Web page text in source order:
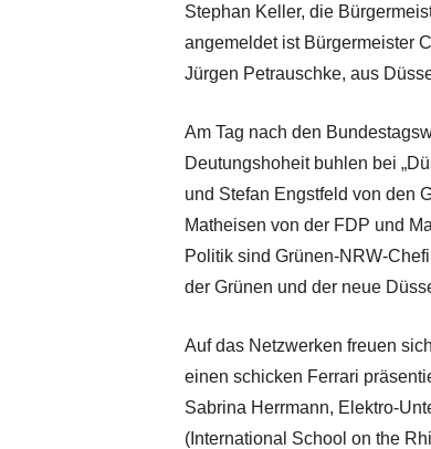
Stephan Keller, die
angemeldet ist Bürgermeister
Jürgen Petrauschke, aus
Am Tag nach den
Deutungshoheit buhlen bei
und Stefan Engstfeld von den
Matheisen von der FDP und
Politik sind Grünen-NRW-
der Grünen und der neue
Auf das Netzwerken freuen
einen schicken Ferrari
Sabrina Herrmann, Elektro-
(International School on the